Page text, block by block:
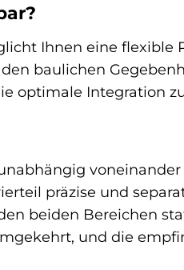
Ihnen eine flexible
baulichen
optimale Integration
präzise und
beiden Bereichen
und die